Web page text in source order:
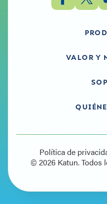
VALOR Y
© 2026 Katun. Todos
Política de